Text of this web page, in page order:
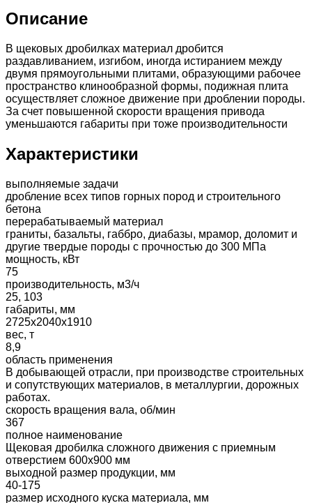
Описание
В щековых дробилках материал дробится
раздавливанием, изгибом, иногда истиранием между
двумя прямоугольными плитами, образующими рабочее
пространство клинообразной формы, подижная плита
осуществляет сложное движение при дроблении породы.
За счет повышенной скорости вращения привода
уменьшаются габариты при тоже производительности
Характеристики
выполняемые задачи
дробление всех типов горных пород и строительного
бетона
перерабатываемый материал
граниты, базальты, габбро, диабазы, мрамор, доломит и
другие твердые породы с прочностью до 300 МПа
мощность, кВт
75
производительность, м3/ч
25, 103
габариты, мм
2725х2040х1910
вес, т
8,9
область применения
В добывающей отрасли, при производстве строительных
и сопутствующих материалов, в металлургии, дорожных
работах.
скорость вращения вала, об/мин
367
полное наименование
Щековая дробилка сложного движения с приемным
отверстием 600х900 мм
выходной размер продукции, мм
40-175
размер исходного куска материала, мм